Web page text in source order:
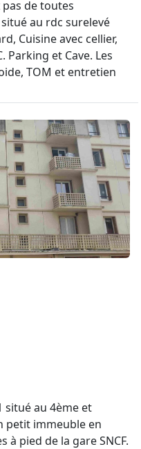
pas de toutes
au rdc surelevé
Cuisine avec cellier,
Parking et Cave. Les
TOM et entretien
situé au 4ème et
petit immeuble en
à pied de la gare SNCF.